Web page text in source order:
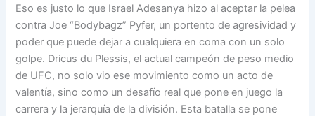
Eso es justo lo que Israel Adesanya hizo al aceptar la pelea
contra Joe “Bodybagz” Pyfer, un portento de agresividad y
poder que puede dejar a cualquiera en coma con un solo
golpe. Dricus du Plessis, el actual campeón de peso medio
de UFC, no solo vio ese movimiento como un acto de
valentía, sino como un desafío real que pone en juego la
carrera y la jerarquía de la división. Esta batalla se pone